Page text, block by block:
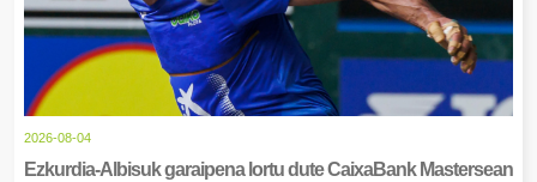
2026-08-04
Ezkurdia-Albisuk garaipena lortu dute CaixaBank Mastersean